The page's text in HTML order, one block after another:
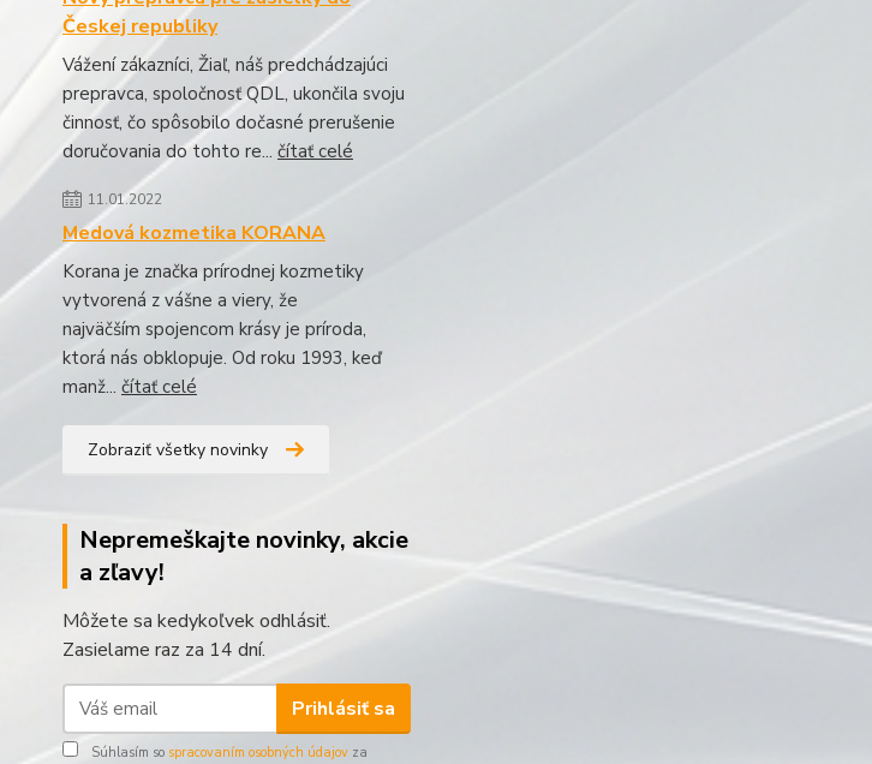
Českej republiky
Vážení zákazníci, Žiaľ, náš predchádzajúci
prepravca, spoločnosť QDL, ukončila svoju
činnosť, čo spôsobilo dočasné prerušenie
doručovania do tohto re... čítať celé
11.01.2022
Medová kozmetika KORANA
Korana je značka prírodnej kozmetiky
vytvorená z vášne a viery, že
najväčším spojencom krásy je príroda,
ktorá nás obklopuje. Od roku 1993, keď
manž... čítať celé
Zobraziť všetky novinky
Nepremeškajte novinky, akcie
a zľavy!
Môžete sa kedykoľvek odhlásiť.
Zasielame raz za 14 dní.
Prihlásiť sa
Súhlasím so spracovaním osobných údajov za